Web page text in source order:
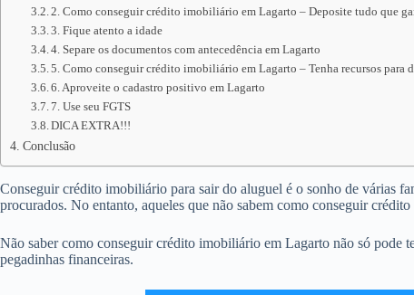
2. Como conseguir crédito imobiliário em Lagarto – Deposite tudo que
3. Fique atento a idade
4. Separe os documentos com antecedência em Lagarto
5. Como conseguir crédito imobiliário em Lagarto – Tenha recursos para
6. Aproveite o cadastro positivo em Lagarto
7. Use seu FGTS
DICA EXTRA!!!
Conclusão
Conseguir crédito imobiliário para sair do aluguel é o sonho de várias
procurados. No entanto, aqueles que não sabem como conseguir
Não saber como conseguir crédito imobiliário em Lagarto não só pode
pegadinhas financeiras.